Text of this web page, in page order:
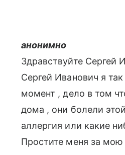
анонимно
Здравствуйте Сергей
Сергей Иванович я
момент , дело в том
дома , они болели
аллергия или какие
Простите меня за мою